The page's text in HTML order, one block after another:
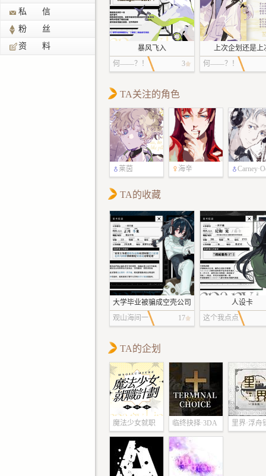
私 信
粉 丝
资 料
暴风飞入
何——？！
3
上次企划还是上
何——？！
TA关注的角色
莱茵 海辛
TA的收藏
大学毕业被骗成空壳公司
法人
观山海间一
17
人设卡
这个我点点
TA的企划
魔法少女就职
计划
临终抉择·3DA
YS
里界·浮舟